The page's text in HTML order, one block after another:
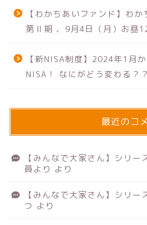
【わかちあいファンド】わ
第Ⅱ期 、9月4日（月）お昼
【新NISA制度】2024年1月
NISA！ なにがどう変わる？？
最近のコ
【みんなで大家さん】シリー
員より より
【みんなで大家さん】シリー
つ より